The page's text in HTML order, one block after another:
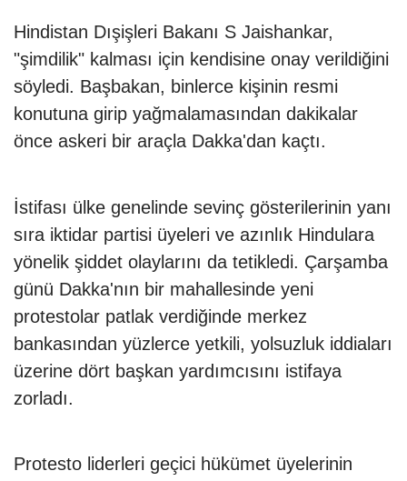
Hindistan Dışişleri Bakanı S Jaishankar,
"şimdilik" kalması için kendisine onay verildiğini
söyledi. Başbakan, binlerce kişinin resmi
konutuna girip yağmalamasından dakikalar
önce askeri bir araçla Dakka'dan kaçtı.
İstifası ülke genelinde sevinç gösterilerinin yanı
sıra iktidar partisi üyeleri ve azınlık Hindulara
yönelik şiddet olaylarını da tetikledi. Çarşamba
günü Dakka'nın bir mahallesinde yeni
protestolar patlak verdiğinde merkez
bankasından yüzlerce yetkili, yolsuzluk iddiaları
üzerine dört başkan yardımcısını istifaya
zorladı.
Protesto liderleri geçici hükümet üyelerinin